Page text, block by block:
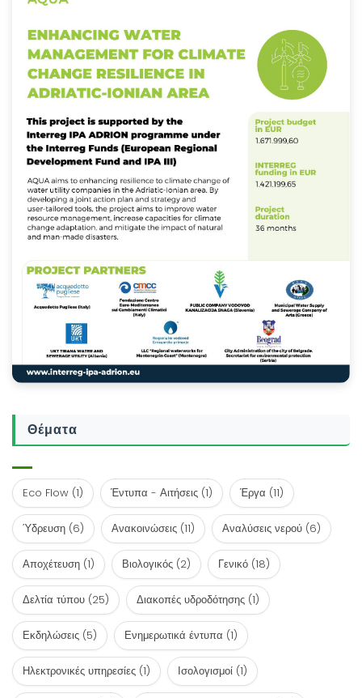
Θέματα
Eco Flow (1) Έντυπα - Αιτήσεις (1) Έργα (11)
Ύδρευση (6) Ανακοινώσεις (11) Αναλύσεις νερού (6)
Αποχέτευση (1) Βιολογικός (2) Γενικό (18)
Δελτία τύπου (25) Διακοπές υδροδότησης (1)
Εκδηλώσεις (5) Ενημερωτικά έντυπα (1)
Ηλεκτρονικές υπηρεσίες (1) Ισολογισμοί (1)